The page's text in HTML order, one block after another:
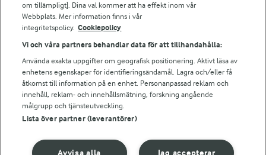
Följ oss
© 2026 Arla Foods
om tillämpligt]. Dina val kommer att ha effekt inom vår
Webbplats. Mer information finns i vår
integritetspolicy. Cookiepolicy
Vi och våra partners behandlar data för att tillhandahålla:
Använda exakta uppgifter om geografisk positionering. Aktivt läsa av
enhetens egenskaper för identifieringsändamål. Lagra och/eller få
åtkomst till information på en enhet. Personanpassad reklam och
innehåll, reklam- och innehållsmätning, forskning angående
målgrupp och tjänsteutveckling.
Lista över partner (leverantörer)
Jag accepterar
Avvisa alla